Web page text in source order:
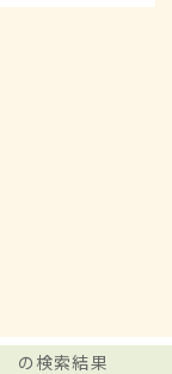
る。
の検索結果